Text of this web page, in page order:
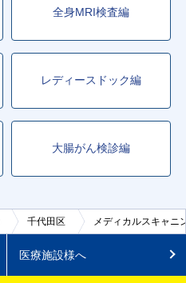
全身MRI検査編
レディースドック編
大腸がん検診編
千代田区 メディカルスキャ
医療施設様へ